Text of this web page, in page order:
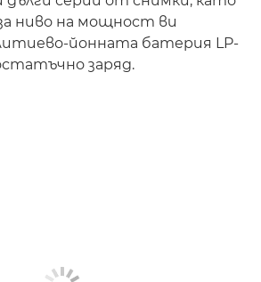
ниво на мощност ви
йонната батерия LP-
заряд.